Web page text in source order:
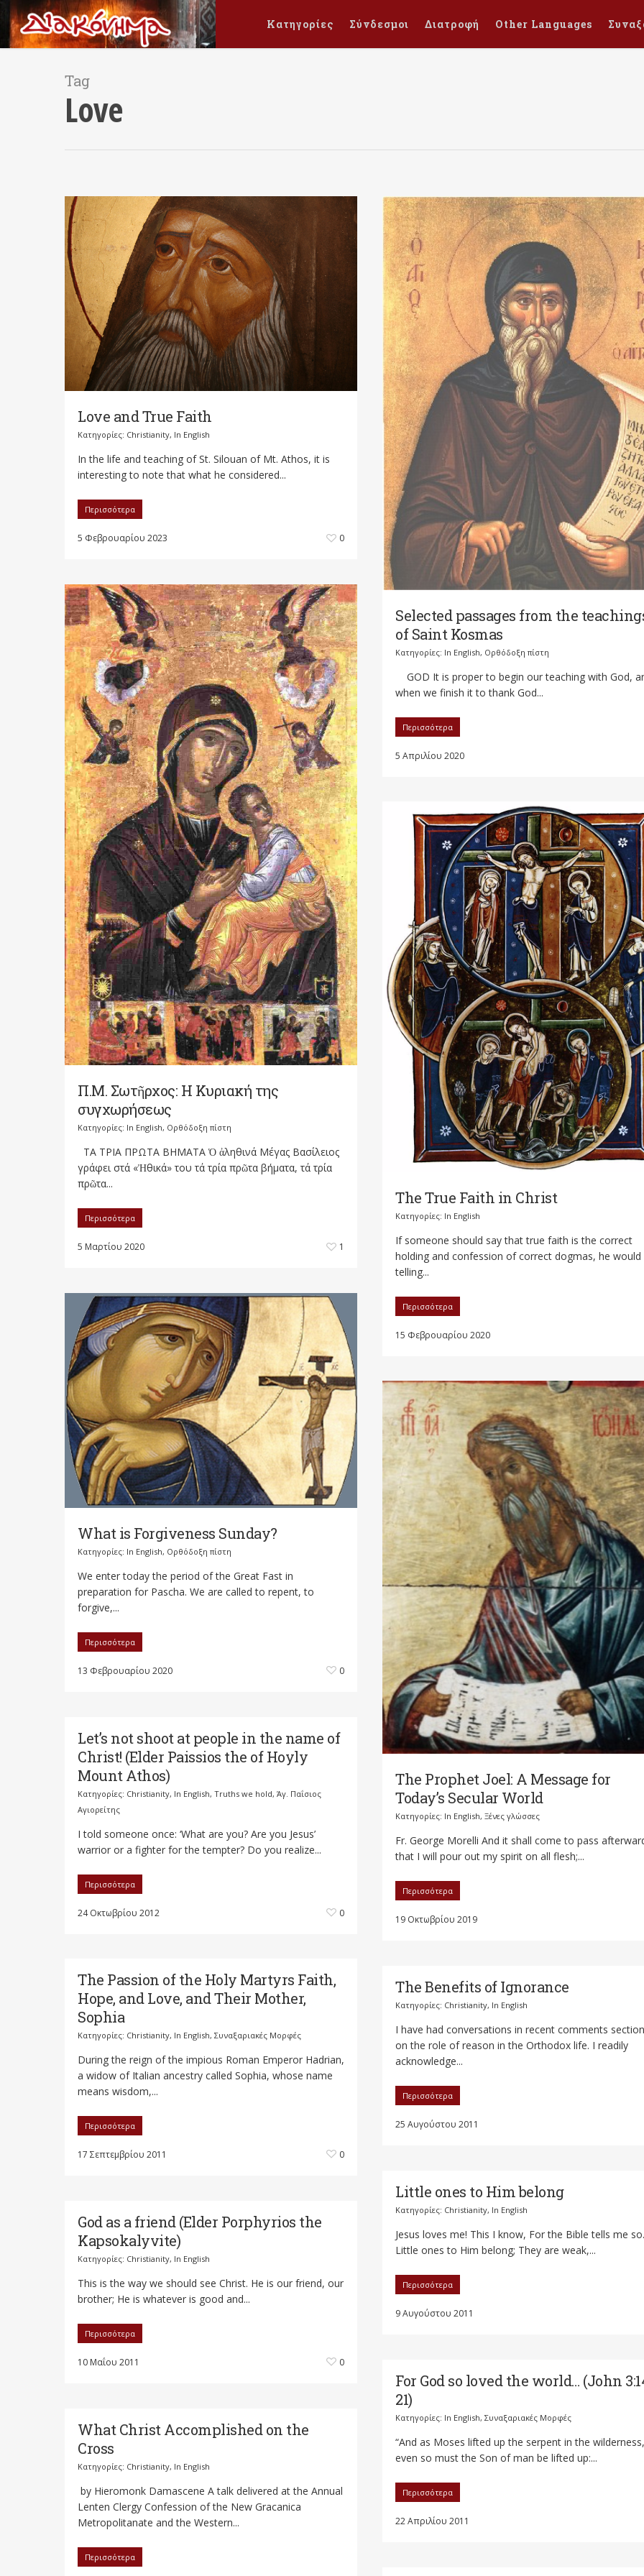
Κατηγορίες Σύνδεσμοι Διατροφή Other Languages
Tag
Love
Love and True Faith
Κατηγορίες: Christianity, In English
In the life and teaching of St. Silouan of Mt. Athos, it is
interesting to note that what he considered...
Περισσότερα
5 Φεβρουαρίου 2023 0
Selected passages from the
of Saint Kosmas
Κατηγορίες: In English, Ορθόδοξη πίστη
GOD It is proper to begin our teaching with God,
when we finish it to thank God...
Περισσότερα
5 Απριλίου 2020
Π.Μ. Σωτῆρχος: Η Κυριακή της
συγχωρήσεως
Κατηγορίες: In English, Ορθόδοξη πίστη
ΤΑ ΤΡΙΑ ΠΡΩΤΑ ΒΗΜΑΤΑ Ὁ ἀληθινά Μέγας Βασίλειος
γράφει στά «Ἠθικά» του τά τρία πρῶτα βήματα, τά τρία
πρῶτα...
Περισσότερα
5 Μαρτίου 2020 1
The True Faith in Christ
Κατηγορίες: In English
If someone should say that true faith is the correct
holding and confession of correct dogmas, he would
telling...
Περισσότερα
15 Φεβρουαρίου 2020
What is Forgiveness Sunday?
Κατηγορίες: In English, Ορθόδοξη πίστη
We enter today the period of the Great Fast in
preparation for Pascha. We are called to repent, to
forgive,...
Περισσότερα
13 Φεβρουαρίου 2020 0
The Prophet Joel: A Message for
Today’s Secular World
Κατηγορίες: In English, Ξένες γλώσσες
Fr. George Morelli And it shall come to pass
that I will pour out my spirit on all flesh;...
Περισσότερα
19 Οκτωβρίου 2019
Let’s not shoot at people in the name of
Christ! (Elder Paissios the of Hoyly
Mount Athos)
Κατηγορίες: Christianity, In English, Truths we hold, Άγ. Παΐσιος
Αγιορείτης
I told someone once: ‘What are you? Are you Jesus’
warrior or a fighter for the tempter? Do you realize...
Περισσότερα
24 Οκτωβρίου 2012 0
The Passion of the Holy Martyrs Faith,
Hope, and Love, and Their Mother,
Sophia
Κατηγορίες: Christianity, In English, Συναξαριακές Μορφές
During the reign of the impious Roman Emperor Hadrian,
a widow of Italian ancestry called Sophia, whose name
means wisdom,...
Περισσότερα
17 Σεπτεμβρίου 2011 0
The Benefits of Ignorance
Κατηγορίες: Christianity, In English
I have had conversations in recent comments
on the role of reason in the Orthodox life. I readily
acknowledge...
Περισσότερα
25 Αυγούστου 2011
Little ones to Him belong
Κατηγορίες: Christianity, In English
Jesus loves me! This I know, For the Bible tells me so.
Little ones to Him belong; They are weak,...
Περισσότερα
9 Αυγούστου 2011
God as a friend (Elder Porphyrios the
Kapsokalyvite)
Κατηγορίες: Christianity, In English
This is the way we should see Christ. He is our friend, our
brother; He is whatever is good and...
Περισσότερα
10 Μαΐου 2011 0
For God so loved the world… (John
21)
Κατηγορίες: In English, Συναξαριακές Μορφές
“And as Moses lifted up the serpent in the wilderness,
even so must the Son of man be lifted up:...
Περισσότερα
22 Απριλίου 2011
What Christ Accomplished on the
Cross
Κατηγορίες: Christianity, In English
by Hieromonk Damascene A talk delivered at the Annual
Lenten Clergy Confession of the New Gracanica
Metropolitanate and the Western...
Περισσότερα